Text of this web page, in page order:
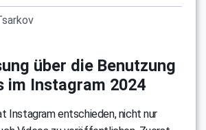
über die Benutzung
im Instagram 2024
Instagram entschieden, nicht nur